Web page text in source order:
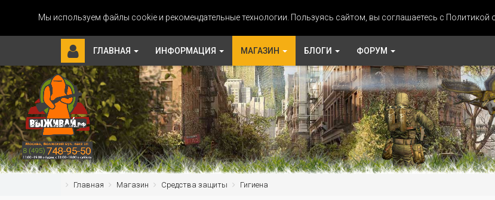
Мы используем файлы cookie и рекомендательные технологии. Пользуясь сайтом, вы соглашаетесь с Политикой
ГЛАВНАЯ ИНФОРМАЦИЯ МАГАЗИН БЛОГИ ФОРУМ
Главная Магазин Средства защиты Гигиена